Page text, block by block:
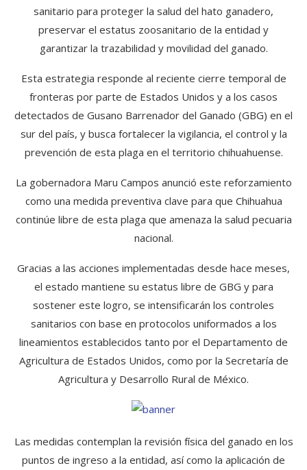
sanitario para proteger la salud del hato ganadero,
preservar el estatus zoosanitario de la entidad y
garantizar la trazabilidad y movilidad del ganado.
Esta estrategia responde al reciente cierre temporal de
fronteras por parte de Estados Unidos y a los casos
detectados de Gusano Barrenador del Ganado (GBG) en el
sur del país, y busca fortalecer la vigilancia, el control y la
prevención de esta plaga en el territorio chihuahuense.
La gobernadora Maru Campos anunció este reforzamiento
como una medida preventiva clave para que Chihuahua
continúe libre de esta plaga que amenaza la salud pecuaria
nacional.
Gracias a las acciones implementadas desde hace meses,
el estado mantiene su estatus libre de GBG y para
sostener este logro, se intensificarán los controles
sanitarios con base en protocolos uniformados a los
lineamientos establecidos tanto por el Departamento de
Agricultura de Estados Unidos, como por la Secretaría de
Agricultura y Desarrollo Rural de México.
Las medidas contemplan la revisión física del ganado en los
puntos de ingreso a la entidad, así como la aplicación de